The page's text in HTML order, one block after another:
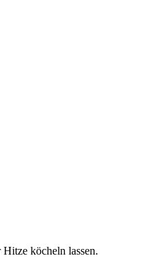
köcheln lassen.